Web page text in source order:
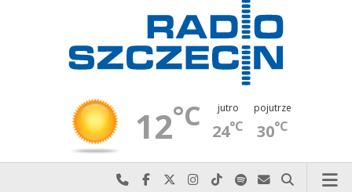
12°C jutro
24°C
pojutrze
30°C
Najlepiej po prostu do nas zadzwoń
Odwiedź nas na Facebook-u
Odwiedź nas na X
Odwiedź nas na Instagram-ie
Odwiedź nas na TikTok-u
Szukaj nas na Spotify
Wyślij do nas
Szukaj